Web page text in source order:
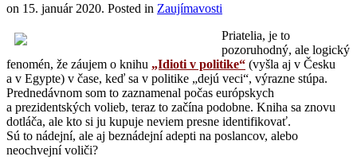
on 15. január 2020. Posted in Zaujímavosti
Priatelia, je to
pozoruhodný, ale logický
fenomén, že záujem o knihu „Idioti v politike“ (vyšla aj v Česku
a v Egypte) v čase, keď sa v politike „dejú veci“, výrazne stúpa.
Prednedávnom som to zaznamenal počas európskych
a prezidentských volieb, teraz to začína podobne. Kniha sa znovu
dotláča, ale kto si ju kupuje neviem presne identifikovať.
Sú to nádejní, ale aj beznádejní adepti na poslancov, alebo
neochvejní voliči?